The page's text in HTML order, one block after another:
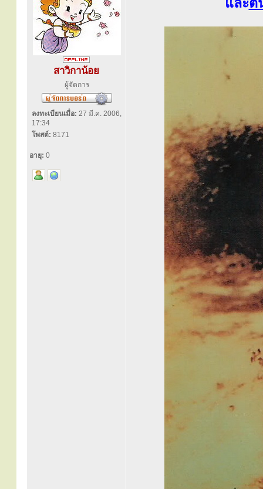
สาวิกาน้อย
ผู้จัดการ
ลงทะเบียนเมื่อ: 27 มี.ค. 2006,
17:34
โพสต์: 8171
อายุ: 0